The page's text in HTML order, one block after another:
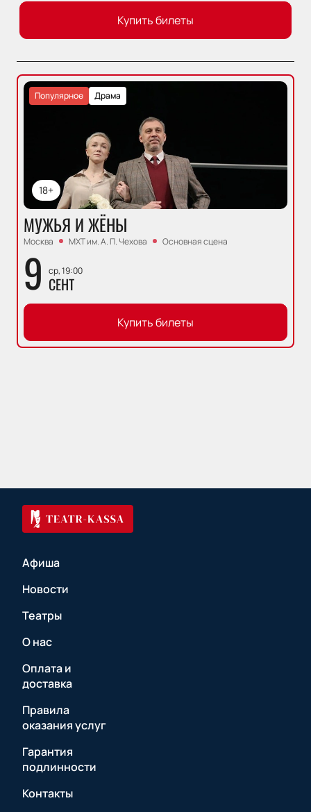
Купить билеты
18+
Драма
Популярное
МУЖЬЯ И ЖЁНЫ
Москва МХТ им. А. П. Чехова Основная сцена
9 ср, 19:00
СЕНТ
Купить билеты
Афиша
Новости
Театры
О нас
Оплата и
доставка
Правила
оказания услуг
Гарантия
подлинности
Контакты